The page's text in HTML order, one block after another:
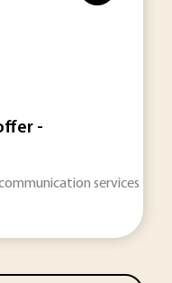
-
services